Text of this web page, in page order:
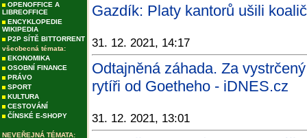
OPENOFFICE A
LIBREOFFICE
ENCYKLOPEDIE
WIKIPEDIA
P2P SÍTĚ BITTORRENT
všeobecná témata:
EKONOMIKA
OSOBNÍ FINANCE
PRÁVO
SPORT
KULTURA
CESTOVÁNÍ
ČÍNSKÉ E-SHOPY
NEVEŘEJNÁ TÉMATA:
Gazdík: Platy kantorů ušili
31. 12. 2021, 14:17
Odtajněná záhada. Za
rytíři od Goetheho - iDNES.cz
31. 12. 2021, 13:01